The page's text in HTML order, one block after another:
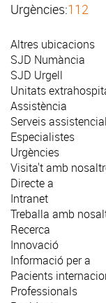
Urgències:112
Altres ubicacions
SJD Numància
SJD Urgell
Unitats
Assistència
Serveis
Especialistes
Urgències
Visita't amb
Directe a
Intranet
Treballa amb
Recerca
Innovació
Informació per a
Pacients
Professionals